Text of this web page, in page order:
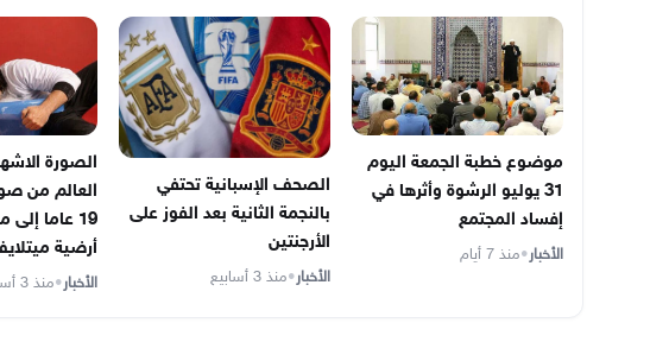
موضوع خطبة الجمعة اليوم
31 يوليو الرشوة وأثرها في
إفساد المجتمع
الأخبار•منذ 7 أيام
الصحف الإسبانية تحتفي
بالنجمة الثانية بعد الفوز على
الأرجنتين
الأخبار•منذ 3 أسابيع
الصورة
العالم من
19 عاما
أرضية
الأخبار•منذ 3 أسابيع